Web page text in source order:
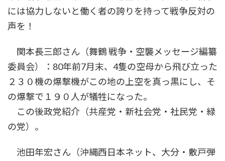
には協力しないと働く者の誇りを持って戦争反対の
声を！
関本長三郎さん（舞鶴 戦争・空襲メッセージ編纂
委員会）：80年前7月末、4隻の空母から飛び立った
２３０機の爆撃機がこの地の上空を真っ黒にし、そ
の爆撃で１９０人が犠牲になった。
この後政党紹介（共産党・新社会党・社民党・緑
の党）。
池田年宏さん（沖縄西日本ネット、大分・敷戸弾